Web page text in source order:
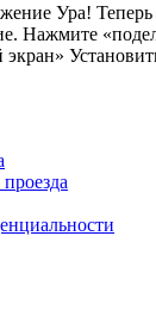
Ура! Теперь
Нажмите
экран»